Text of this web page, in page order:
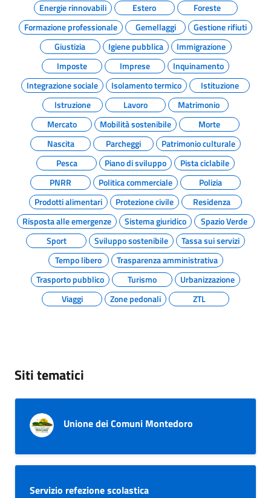
Energie rinnovabili Estero
Foreste
Formazione professionale
Gemellaggi
Gestione rifiuti
Giustizia
Igiene pubblica
Immigrazione
Imposte
Imprese
Inquinamento
Integrazione sociale
Isolamento termico
Istituzione
Istruzione
Lavoro
Matrimonio
Mercato
Mobilità sostenibile
Morte
Nascita
Parcheggi
Patrimonio culturale
Pesca
Piano di sviluppo
Pista ciclabile
PNRR
Politica commerciale
Polizia
Prodotti alimentari
Protezione civile
Residenza
Risposta alle emergenze
Sistema giuridico
Spazio Verde
Sport
Sviluppo sostenibile
Tassa sui servizi
Tempo libero
Trasparenza amministrativa
Trasporto pubblico
Turismo
Urbanizzazione
Viaggi
Zone pedonali ZTL
Siti tematici
Unione dei Comuni Montedoro
Servizio refezione scolastica